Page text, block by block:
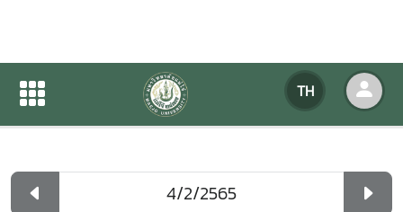
TH
ปฏิทินกิจกรรมของหน่วยงาน
ปฏิทินกิจกรรมของหน่วยงาน